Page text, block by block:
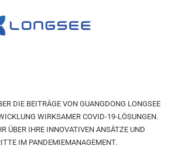
DIE BEITRÄGE VON GUANGDONG LONGSEE
WIRKSAMER COVID-19-LÖSUNGEN.
ÜBER IHRE INNOVATIVEN ANSÄTZE UND
IM PANDEMIEMANAGEMENT.